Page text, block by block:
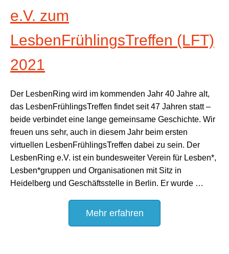
e.V. zum
LesbenFrühlingsTreffen (LFT)
2021
Der LesbenRing wird im kommenden Jahr 40 Jahre alt,
das LesbenFrühlingsTreffen findet seit 47 Jahren statt –
beide verbindet eine lange gemeinsame Geschichte. Wir
freuen uns sehr, auch in diesem Jahr beim ersten
virtuellen LesbenFrühlingsTreffen dabei zu sein. Der
LesbenRing e.V. ist ein bundesweiter Verein für Lesben*,
Lesben*gruppen und Organisationen mit Sitz in
Heidelberg und Geschäftsstelle in Berlin. Er wurde …
Mehr erfahren